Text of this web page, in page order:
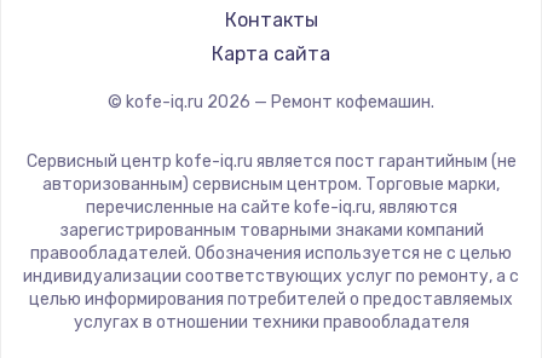
Astoria
JVC
ROCKET MOZZAFIATO
Vivitek
Thomson
Hisense
DELTA
Tefal
Контакты
Карта сайта
© kofe-iq.ru 2026 — Ремонт кофемашин.
Сервисный центр kofe-iq.ru является пост гарантийным (не
авторизованным) сервисным центром. Торговые марки,
перечисленные на сайте kofe-iq.ru, являются
зарегистрированным товарными знаками компаний
правообладателей. Обозначения используется не с целью
индивидуализации соответствующих услуг по ремонту, а с
целью информирования потребителей о предоставляемых
услугах в отношении техники правообладателя